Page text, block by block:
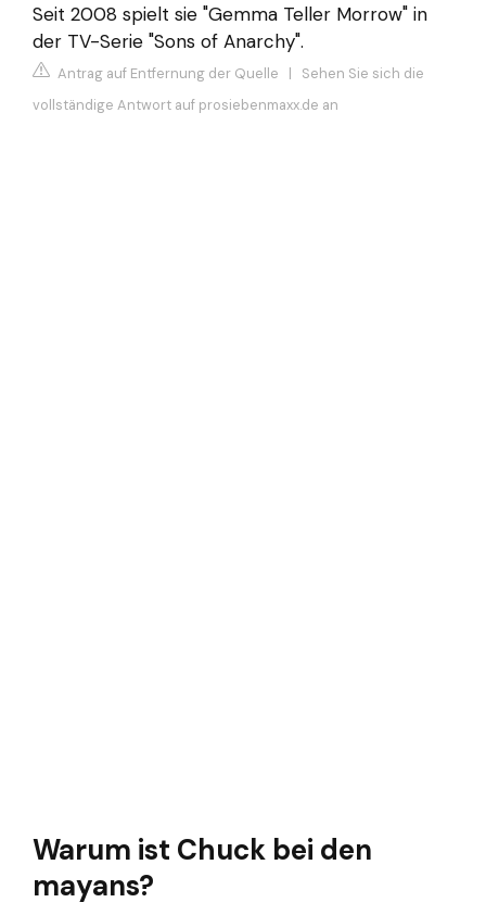
Seit 2008 spielt sie "Gemma Teller Morrow" in
der TV-Serie "Sons of Anarchy".
Antrag auf Entfernung der Quelle | Sehen Sie sich die
vollständige Antwort auf prosiebenmaxx.de an
Warum ist Chuck bei den
mayans?